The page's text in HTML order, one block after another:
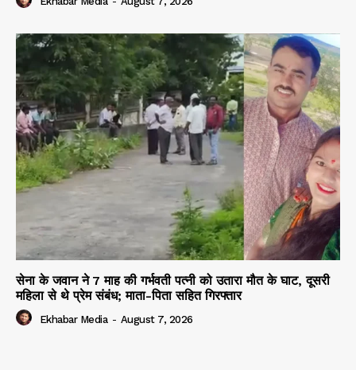
सेना के जवान ने 7 माह की गर्भवती पत्नी को उतारा मौत के घाट, दूसरी
महिला से थे प्रेम संबंध; माता-पिता सहित गिरफ्तार
Ekhabar Media - August 7, 2026